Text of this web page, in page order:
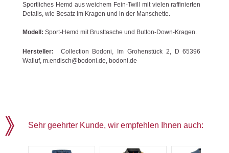
Sportliches Hemd aus weichem Fein-Twill mit vielen raffinierten
Details, wie Besatz im Kragen und in der Manschette.
Modell: Sport-Hemd mit Brusttasche und Button-Down-Kragen.
Hersteller: Collection Bodoni, Im Grohenstück 2, D 65396
Walluf, m.endisch@bodoni.de, bodoni.de
Sehr geehrter Kunde, wir empfehlen Ihnen auch: